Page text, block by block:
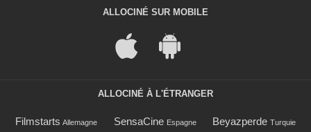
ALLOCINÉ SUR MOBILE
ALLOCINÉ À L'ÉTRANGER
Filmstarts Allemagne SensaCine Espagne Beyazperde Turquie